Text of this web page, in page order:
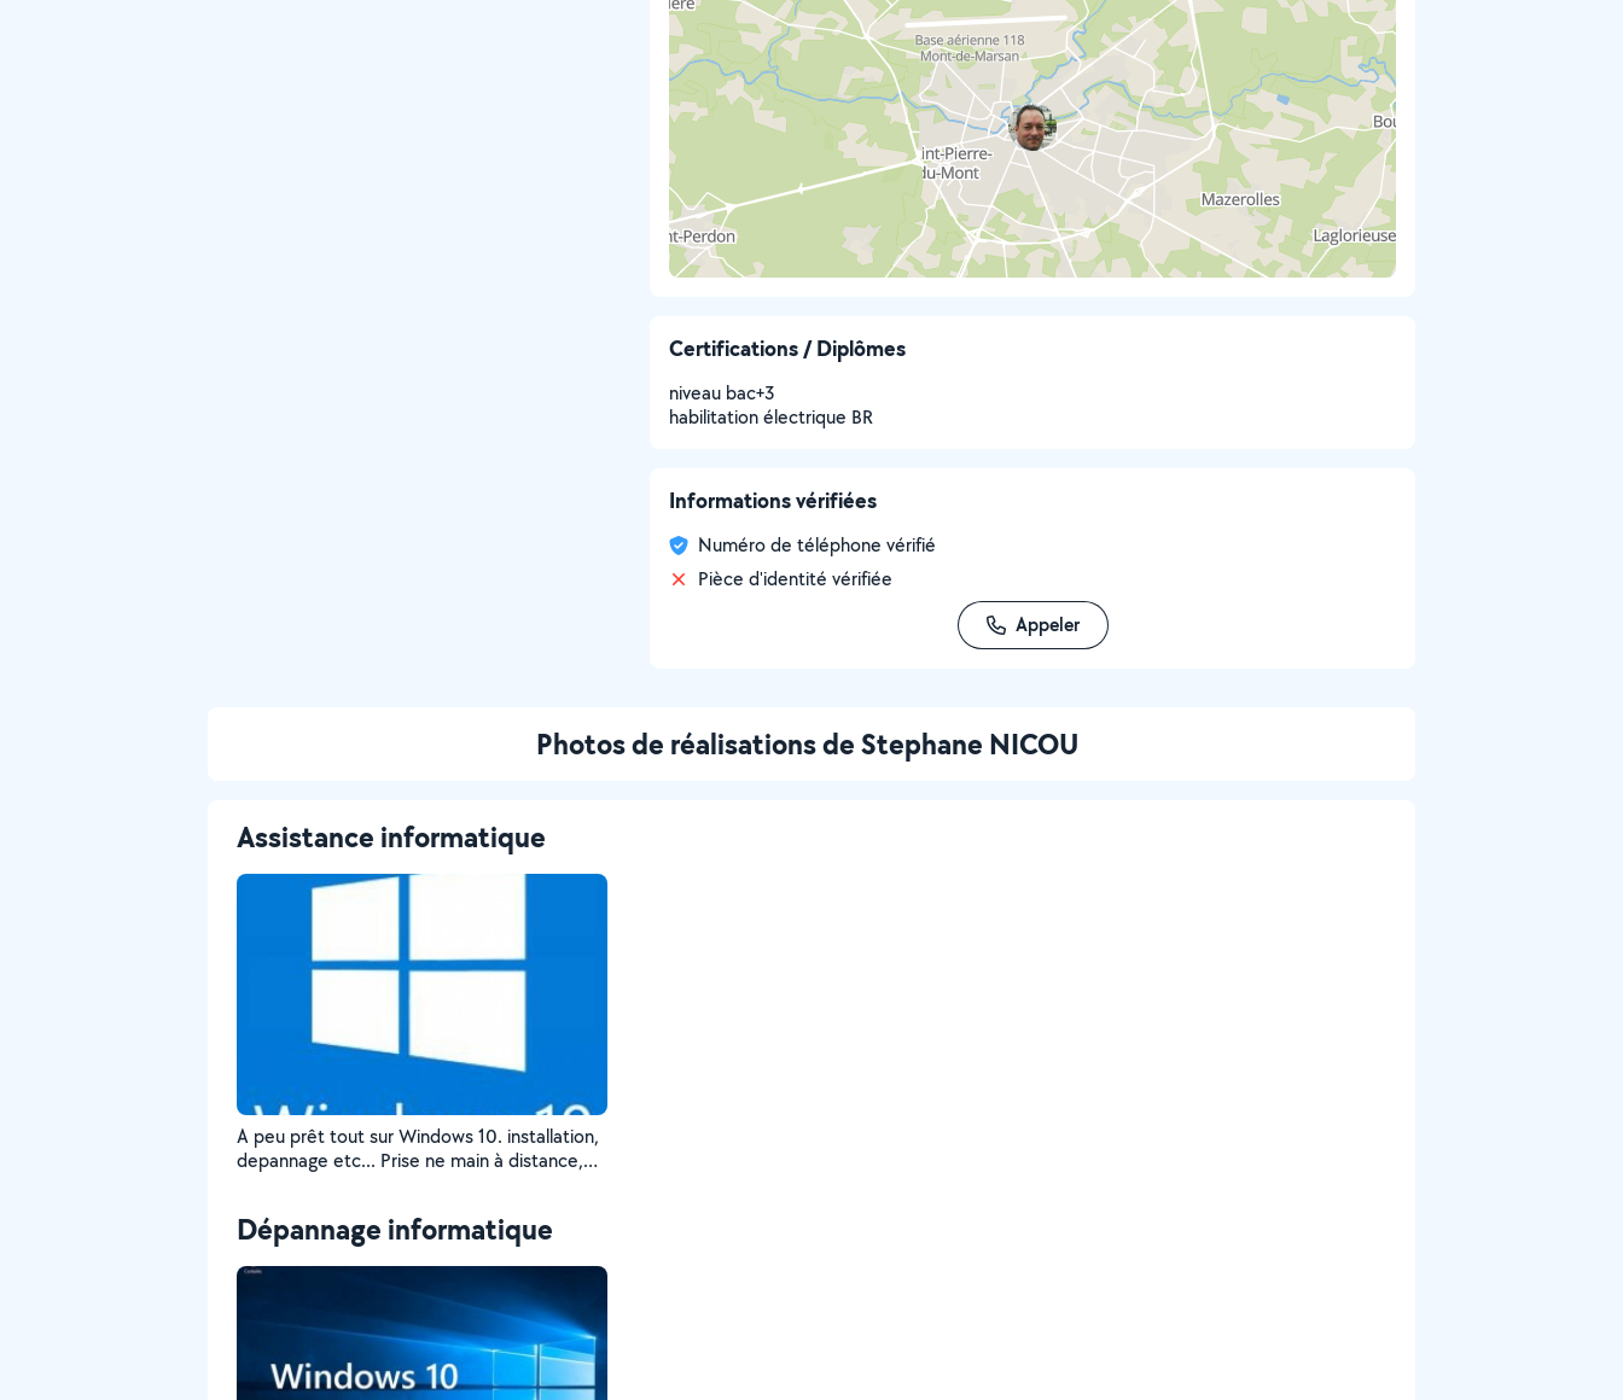
Certifications / Diplômes
niveau bac+3
habilitation électrique BR
Informations vérifiées
Numéro de téléphone vérifié
Pièce d'identité vérifiée
Appeler
Photos de réalisations de Stephane NICOU
Assistance informatique
A peu prêt tout sur Windows 10. installation,
depannage etc... Prise ne main à distance,
voir en direct ce que je fais sur votre
Dépannage informatique